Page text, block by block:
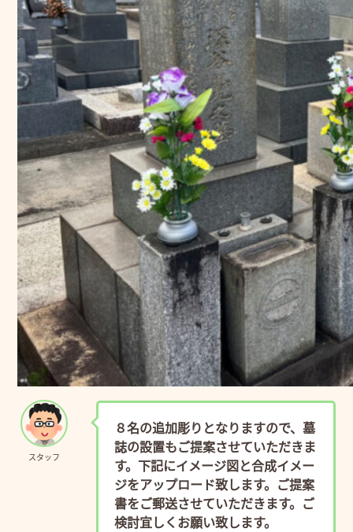
スタッフ
８名の追加彫りとなりますので、墓
誌の設置もご提案させていただきま
す。下記にイメージ図と合成イメー
ジをアップロード致します。ご提案
書をご郵送させていただきます。ご
検討宜しくお願い致します。